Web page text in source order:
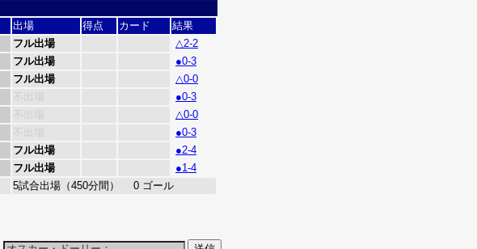
出場 得点 カード
結果
フル出場
△2-2
フル出場
●0-3
フル出場
△0-0
不出場
●0-3
不出場
△0-0
不出場
●0-3
フル出場
●2-4
フル出場
●1-4
5試合出場（450分間） 0 ゴール